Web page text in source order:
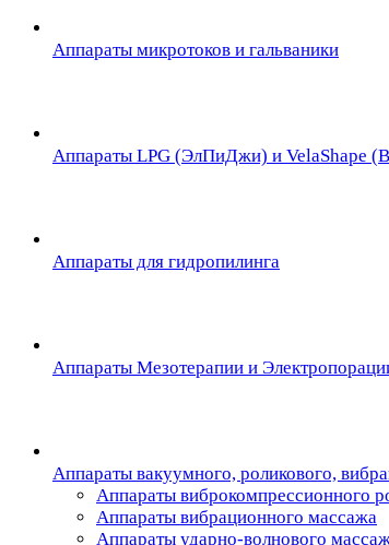
Аппараты микротоков и гальваники
Аппараты LPG (ЭлПиДжи) и VelaShape
Аппараты для гидропилинга
Аппараты Мезотерапии и
Аппараты вакуумного, роликового,
Аппараты виброкомпрессионного
Аппараты вибрационного массажа
Аппараты ударно-волнового